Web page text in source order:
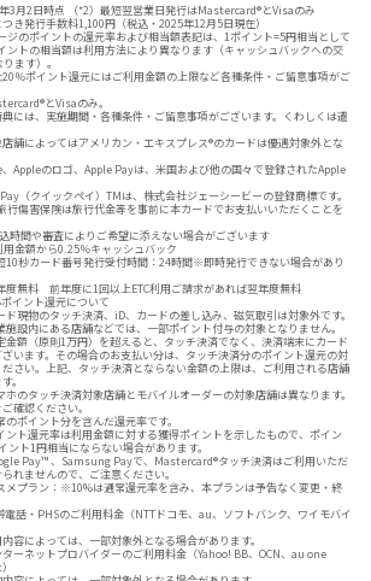
3月2日時点 （*2）最短翌営業日発行はMastercard®とVisaのみ
き発行手数料1,100円（税込・2025年12月5日現在）
ジのポイントの還元率および相当額表記は、1ポイント=5円相当として
ントの相当額は利用方法により異なります（キャッシュバックへの交
ます）。​
％ポイント還元にはご利用金額の上限など各種条件・ご留意事項がご
とVisaのみ。
には、実施期間・各種条件・ご留意事項がございます。くわしくは遷
舗によってはアメリカン・エキスプレス®のカードは優遇対象外とな
Appleのロゴ、Apple Payは、米国および他の国々で登録されたApple
（クイックペイ）TMは、株式会社ジェーシービーの登録商標です。
行傷害保険は旅行代金等を事前に本カードでお支払いいただくことを
間や審査によりご希望に添えない場合がございます
金額から0.25％キャッシュバック
秒カード番号発行受付時間：24時間※即時発行できない場合があり
無料 前年度に1回以上ETC利用ご請求があれば翌年度無料
イント還元について
現物のタッチ決済、iD、カードの差し込み、磁気取引は対象外です。
設内にある店舗などでは、一部ポイント付与の対象となりません。
額（原則1万円）を超えると、タッチ決済でなく、決済端末にカード
います。その場合のお支払い分は、タッチ決済分のポイント還元の対
さい。上記、タッチ決済とならない金額の上限は、ご利用される店舗
。
のタッチ決済対象店舗とモバイルオーダーの対象店舗は異なります。
確認ください。
ポイント分を含んだ還元率です。
ト還元率は利用金額に対する獲得ポイントを示したもので、ポイン
ント1円相当にならない場合があります。
Pay™ 、Samsung Payで、Mastercard®タッチ決済はご利用いただ
れませんので、ご注意ください。
プラン：※10%は通常還元率を含み、本プランは予告なく変更・終
話・PHSのご利用料金（NTTドコモ、au、ソフトバンク、ワイモバイ
容によっては、一部対象外となる場合があります。
ーネットプロバイダーのご利用料金（Yahoo! BB、OCN、au one